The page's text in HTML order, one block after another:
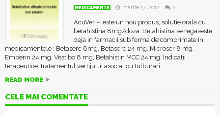
MEDICAMENTE martie 17, 2012 2
AcuVer – este un nou produs, solutie orala cu
betahistina 8mg/doza. Betahistina se regaseste
deja in farmacii sub forma de comprimate in
medicamentele : Betaserc 8mg, Betaserc 24 mg, Microser 8 mg,
Emperin 24 mg, Vestibo 8 mg, Betahistin MCC 24 mg. Indicatii
terapeutice: tratamentul vertijului asociat cu tulburari...
READ MORE
CELE MAI COMENTATE